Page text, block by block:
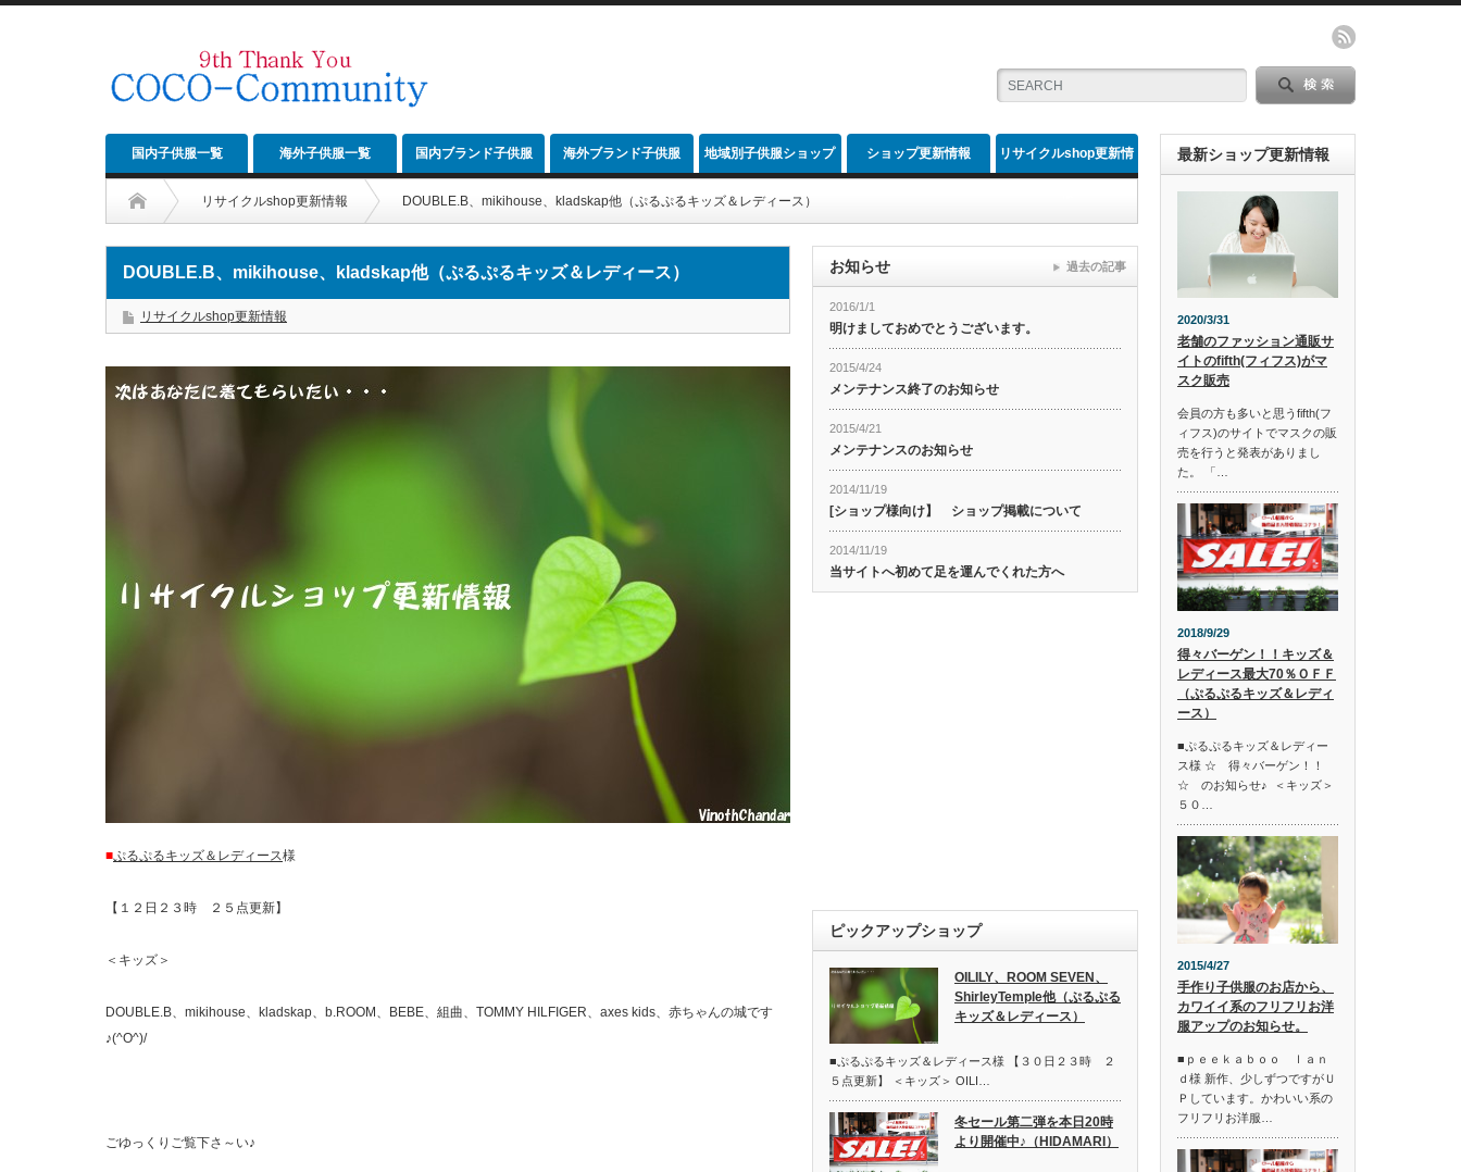
国内子供服一覧 海外子供服一覧 国内ブランド子供服 海外ブランド子供服 地域別子供服ショップ
link
ショップ更新情報 リサイクルshop更新情
リサイクルshop更新情報 DOUBLE.B、mikihouse、kladskap他（ぷるぷるキッズ＆レディース）
DOUBLE.B、mikihouse、kladskap他（ぷるぷるキッズ＆レディース）
リサイクルshop更新情報
■ぷるぷるキッズ＆レディース様
【１２日２３時 ２５点更新】
＜キッズ＞
DOUBLE.B、mikihouse、kladskap、b.ROOM、BEBE、組曲、TOMMY HILFIGER、axes kids、赤ちゃんの城です
♪(^O^)/
ごゆっくりご覧下さ～い♪
お知らせ
2016/1/1
明けましておめでとうございます。
2015/4/24
メンテナンス終了のお知らせ
2015/4/21
メンテナンスのお知らせ
2014/11/19
[ショップ様向け】 ショップ掲載について
2014/11/19
当サイトへ初めて足を運んでくれた方へ
過去の記事
ピックアップショップ
OILILY、ROOM SEVEN、
ShirleyTemple他（ぷるぷる
キッズ＆レディース）
■ぷるぷるキッズ＆レディース様 【３０日２３時 ２
５点更新】 ＜キッズ＞ OILI…
冬セール第二弾を本日20時
より開催中♪（HIDAMARI）
最新ショップ更新情報
2020/3/31
老舗のファッション通販サ
イトのfifth(フィフス)がマ
スク販売
会員の方も多いと思うfifth(フ
ィフス)のサイトでマスクの販
売を行うと発表がありまし
た。 「…
2018/9/29
得々バーゲン！！キッズ＆
レディース最大70％ＯＦＦ
（ぷるぷるキッズ＆レディ
ース）
■ぷるぷるキッズ＆レディー
ス様 ☆ 得々バーゲン！！
☆ のお知らせ♪ ＜キッズ＞
５０…
2015/4/27
手作り子供服のお店から、
カワイイ系のフリフリお洋
服アップのお知らせ。
■ｐｅｅｋａｂｏｏ ｌａｎ
ｄ様 新作、少しずつですがＵ
Ｐしています。かわいい系の
フリフリお洋服…